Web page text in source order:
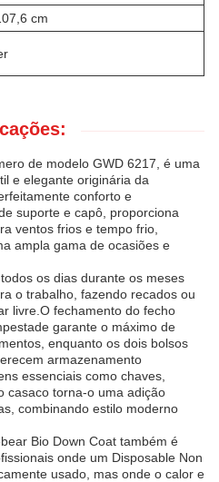
cm
de modelo GWD 6217, é uma
e elegante originária da
conforto e
suporte e capô, proporciona
ventos frios e tempo frio,
ampla gama de ocasiões e
os dias durante os meses
o trabalho, fazendo recados ou
livre.O fechamento do fecho
garante o máximo de
enquanto os dois bolsos
armazenamento
essenciais como chaves,
casaco torna-o uma adição
combinando estilo moderno
Bio Down Coat também é
onde um Disposable Non
usado, mas onde o calor e